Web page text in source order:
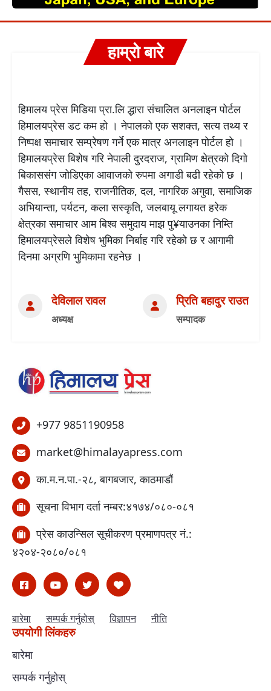
हाम्रो बारे
हिमालय प्रेस मिडिया प्रा.लि द्धारा संचालित अनलाइन पोर्टल
हिमालयप्रेस डट कम हो । नेपालको एक सशक्त, सत्य तथ्य र
निष्पक्ष समाचार सम्प्रेषण गर्ने एक मात्र अनलाइन पोर्टल हो ।
हिमालयप्रेस बिशेष गरि नेपाली दुरदराज, ग्रामिण क्षेत्रको दिगो
बिकाससंग जोडिएका आवाजको रुपमा अगाडी बढी रहेको छ ।
गैसस, स्थानीय तह, राजनीतिक, दल, नागरिक अगुवा, समाजिक
अभियान्ता, पर्यटन, कला सस्कृति, जलबायू लगायत हरेक
क्षेत्रका समाचार आम बिश्व समुदाय माझ पु¥याउनका निम्ति
हिमालयप्रेसले विशेष भुमिका निर्बाह गरि रहेको छ र आगामी
दिनमा अग्रणि भुमिकामा रहनेछ ।
देविलाल रावल
अध्यक्ष
प्रिति बहादुर राउत
सम्पादक
+977 9851190958
market@himalayapress.com
का.म.न.पा.-२८, बागबजार, काठमाडौं
सूचना विभाग दर्ता नम्बर:४१७४/०८०-०८१
प्रेस काउन्सिल सूचीकरण प्रमाणपत्र नं.:
४२०४-२०८०/०८१
बारेमा सम्पर्क गर्नुहोस् विज्ञापन नीति
उपयोगी लिंकहरु
बारेमा
सम्पर्क गर्नुहोस्